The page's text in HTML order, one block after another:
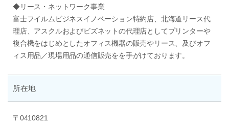
◆リース・ネットワーク事業
富士フイルムビジネスイノベーション特約店、北海道リース代
理店、アスクルおよびビズネットの代理店としてプリンターや
複合機をはじめとしたオフィス機器の販売やリース、及びオフ
ィス用品／現場用品の通信販売をを手がけております。
所在地
〒0410821